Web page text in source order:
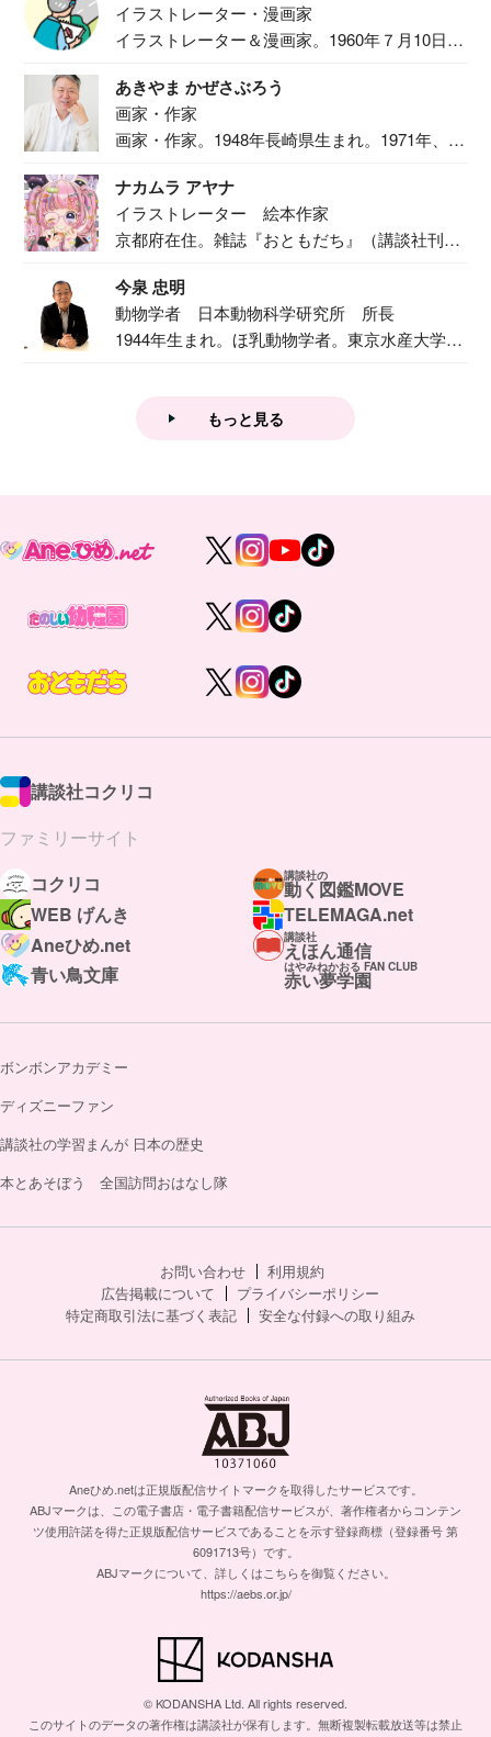
イラストレーター・漫画家
イラストレーター＆漫画家。1960年７月10日生
あきやま かぜさぶろう
画家・作家
画家・作家。1948年長崎県生まれ。1971年、
ナカムラ アヤナ
イラストレーター 絵本作家
京都府在住。雑誌『おともだち』（講談社刊）
今泉 忠明
動物学者 日本動物科学研究所 所長
1944年生まれ。ほ乳動物学者。東京水産大学卒
もっと見る
講談社コクリコ
ファミリーサイト
コクリコ
講談社の
動く図鑑MOVE
WEB げんき
TELEMAGA.net
Aneひめ.net
講談社
えほん通信
青い鳥文庫
はやみねかおる FAN CLUB
赤い夢学園
ボンボンアカデミー
ディズニーファン
講談社の学習まんが 日本の歴史
本とあそぼう 全国訪問おはなし隊
お問い合わせ
利用規約
広告掲載について
プライバシーポリシー
特定商取引法に基づく表記
安全な付録への取り組み
Aneひめ.netは正規版配信サイトマークを取得したサービスです。
ABJマークは、この電子書店・電子書籍配信サービスが、著作権者からコンテン
ツ使用許諾を得た正規版配信サービスであることを示す登録商標（登録番号 第
6091713号）です。
ABJマークについて、詳しくはこちらを御覧ください。
https://aebs.or.jp/
© KODANSHA Ltd. All rights reserved.
このサイトのデータの著作権は講談社が保有します。無断複製転載放送等は禁止